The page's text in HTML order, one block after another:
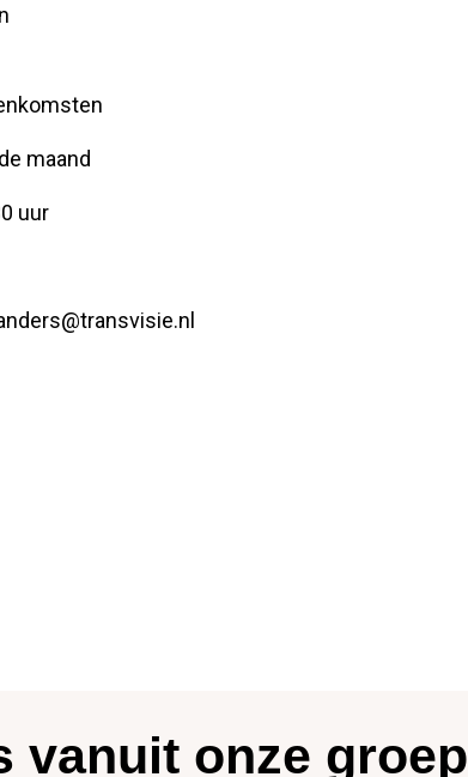
maand
uur
vanuit onze groep